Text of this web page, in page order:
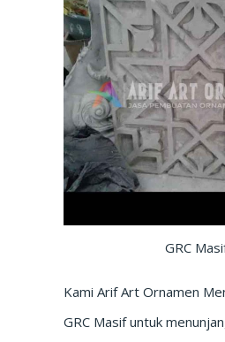
GRC
Kami Arif Art Ornamen
GRC Masif untuk